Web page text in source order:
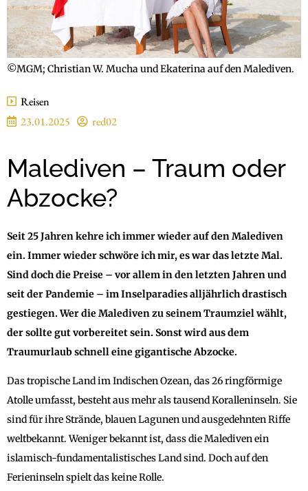
©MGM; Christian W. Mucha und Ekaterina auf den Malediven.
Reisen
23.01.2025
red02
Malediven – Traum oder
Abzocke?
Seit 25 Jahren kehre ich immer wieder auf den Malediven
ein. Immer wieder schwöre ich mir, es war das letzte Mal.
Sind doch die Preise – vor allem in den letzten Jahren und
seit der Pandemie – im Inselparadies alljährlich drastisch
gestiegen. Wer die Malediven zu seinem Traumziel wählt,
der sollte gut vorbereitet sein. Sonst wird aus dem
Traumurlaub schnell eine gigantische Abzocke.
Das tropische Land im Indischen Ozean, das 26 ringförmige
Atolle umfasst, besteht aus mehr als tausend Koralleninseln. Sie
sind für ihre Strände, blauen Lagunen und ausgedehnten Riffe
weltbekannt. Weniger bekannt ist, dass die Malediven ein
islamisch-fundamentalistisches Land sind. Doch auf den
Ferieninseln spielt das keine Rolle.